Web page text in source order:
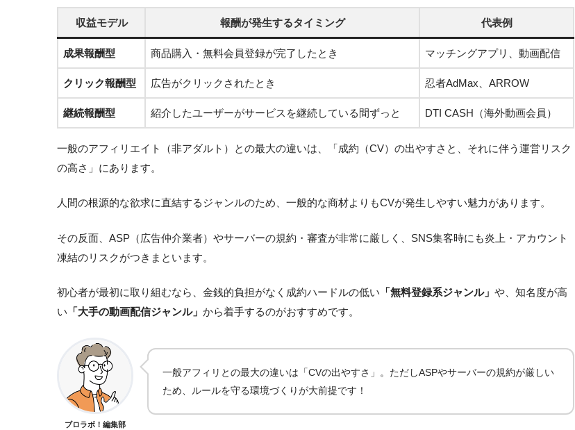
収益モデル 報酬が発生するタイミング 代表例
成果報酬型 商品購入・無料会員登録が完了したとき マッチングアプリ、動画配信
クリック報酬型 広告がクリックされたとき 忍者AdMax、ARROW
継続報酬型 紹介したユーザーがサービスを継続している間ずっと DTI CASH（海外動画会員）
一般のアフィリエイト（非アダルト）との最大の違いは、「成約（CV）の出やすさと、それに伴う運営リスク
の高さ」にあります。
人間の根源的な欲求に直結するジャンルのため、一般的な商材よりもCVが発生しやすい魅力があります。
その反面、ASP（広告仲介業者）やサーバーの規約・審査が非常に厳しく、SNS集客時にも炎上・アカウント
凍結のリスクがつきまといます。
初心者が最初に取り組むなら、金銭的負担がなく成約ハードルの低い 「無料登録系ジャンル」 や、知名度が高
い 「大手の動画配信ジャンル」 から着手するのがおすすめです。
ブロラボ！編集部
一般アフィリとの最大の違いは「CVの出やすさ」。ただしASPやサーバーの規約が厳しい
ため、ルールを守る環境づくりが大前提です！